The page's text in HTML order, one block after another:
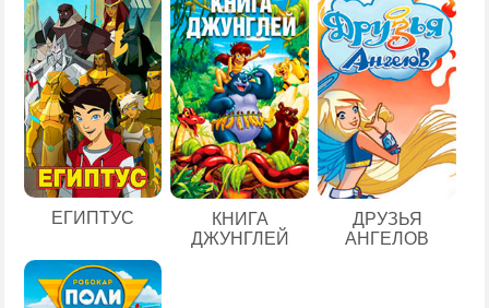
ЕГИПТУС
КНИГА
ДЖУНГЛЕЙ
ДРУЗЬЯ
АНГЕЛОВ